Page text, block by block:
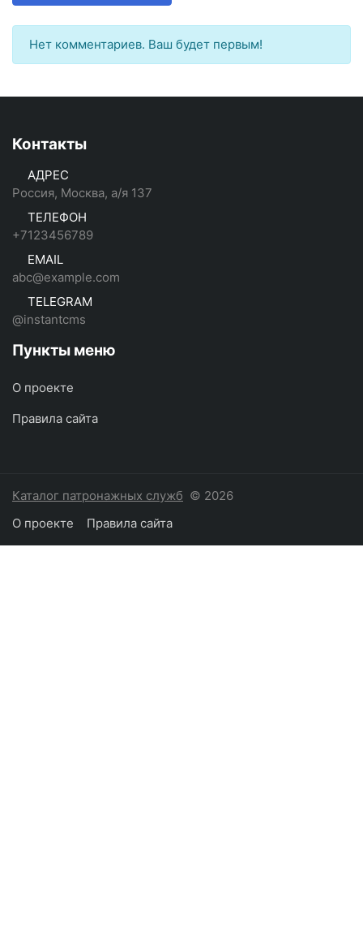
Нет комментариев. Ваш будет первым!
Контакты
АДРЕС
Россия, Москва, а/я 137
ТЕЛЕФОН
+7123456789
EMAIL
abc@example.com
TELEGRAM
@instantcms
Пункты меню
О проекте
Правила сайта
Каталог патронажных служб © 2026
О проекте
Правила сайта